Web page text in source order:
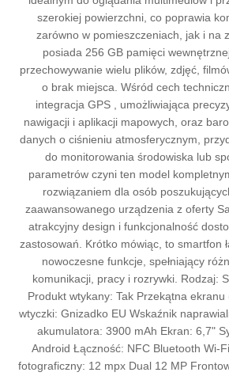
szerokiej powierzchni, co poprawia
zarówno w pomieszczeniach, jak i na
posiada 256 GB pamięci
przechowywanie wielu plików, zdjęć,
o brak miejsca. Wśród cech
integracja GPS , umożliwiająca
nawigacji i aplikacji mapowych, oraz
danych o ciśnieniu atmosferycznym,
do monitorowania środowiska lub
parametrów czyni ten model
rozwiązaniem dla osób
zaawansowanego urządzenia z oferty
atrakcyjny design i funkcjonalność
zastosowań. Krótko mówiąc, to smartfon
nowoczesne funkcje, spełniający
komunikacji, pracy i rozrywki. Rodzaj:
Produkt wtykany: Tak Przekątna
wtyczki: Gnizadko EU Wskaźnik
akumulatora: 3900 mAh Ekran: 6,7"
Android Łączność: NFC Bluetooth Wi-
fotograficzny: 12 mpx Dual 12 MP